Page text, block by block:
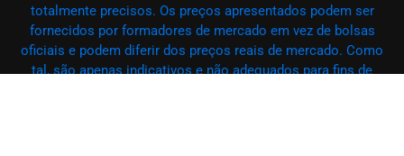
totalmente precisos. Os preços apresentados podem ser
fornecidos por formadores de mercado em vez de bolsas
oficiais e podem diferir dos preços reais de mercado. Como
tal, são apenas indicativos e não adequados para fins de